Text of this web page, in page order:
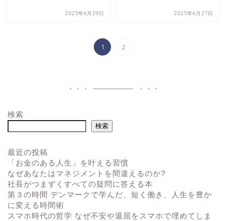
2025年6月29日 2025年6月27日
1 2
検索
検索
最近の投稿
「お金のある人生」を叶える習慣
なぜあなたはマネジメントを間違えるのか?
社長がつまずくすべての疑問に答える本
第３の時間 デンマークで学んだ、短く働き、人生を豊か
に変える時間術
スマホ時代の哲学 なぜ不安や退屈をスマホで埋めてしま